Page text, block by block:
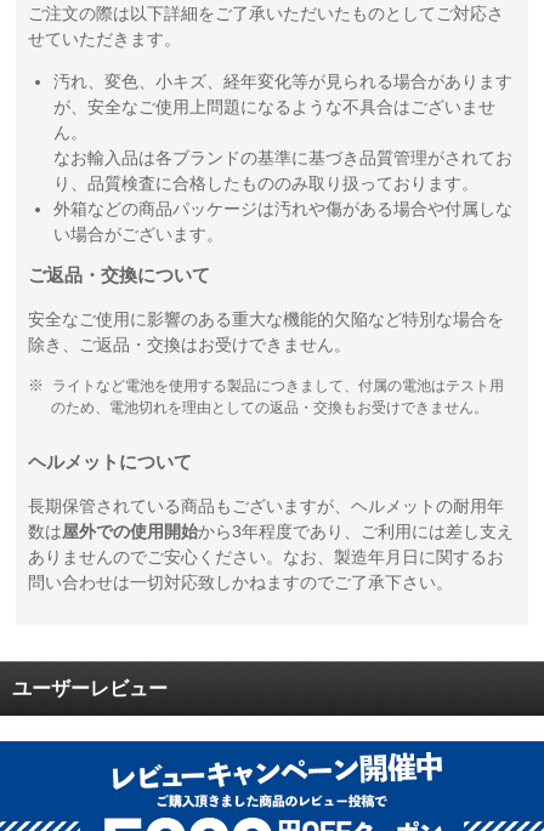
ご注文の際は以下詳細をご了承いただいたものとしてご対応さ
せていただきます。
汚れ、変色、小キズ、経年変化等が見られる場合があります
が、安全なご使用上問題になるような不具合はございませ
ん。
なお輸入品は各ブランドの基準に基づき品質管理がされてお
り、品質検査に合格したもののみ取り扱っております。
外箱などの商品パッケージは汚れや傷がある場合や付属しな
い場合がございます。
ご返品・交換について
安全なご使用に影響のある重大な機能的欠陥など特別な場合を
除き、ご返品・交換はお受けできません。
ライトなど電池を使用する製品につきまして、付属の電池はテスト用
のため、電池切れを理由としての返品・交換もお受けできません。
ヘルメットについて
長期保管されている商品もございますが、ヘルメットの耐用年
数は屋外での使用開始から3年程度であり、ご利用には差し支え
ありませんのでご安心ください。なお、製造年月日に関するお
問い合わせは一切対応致しかねますのでご了承下さい。
ユーザーレビュー